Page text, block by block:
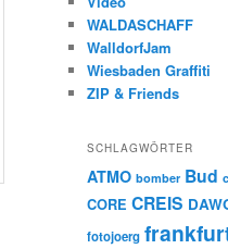
WALDASCHAFF
WalldorfJam
Wiesbaden Graffiti
ZIP & Friends
SCHLAGWÖRTER
ATMO bomber Bud
CORE CREIS
fotojoerg